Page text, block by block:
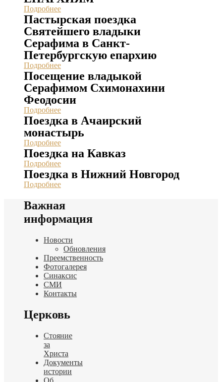
Подробнее
Пастырская поездка
Святейшего владыки
Серафима в Санкт-
Петербургскую епархию
Подробнее
Посещение владыкой
Серафимом Схимонахини
Феодосии
Подробнее
Поездка в Ачаирский
монастырь
Подробнее
Поездка на Кавказ
Подробнее
Поездка в Нижний Новгород
Подробнее
Важная
информация
Новости
Обновления
Преемственность
Фотогалерея
Синаксис
СМИ
Контакты
Церковь
Стояние
за
Христа
Документы
истории
Об